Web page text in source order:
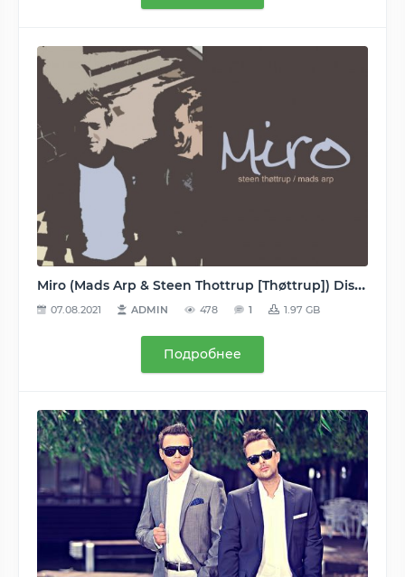
Miro (Mads Arp & Steen Thottrup [Thøttrup]) Discography/Дискография (Remote, Orange, Colours, Arpiction, Krystal, Professional Losers) 1995-2011 - MP3 (2 albums, 23 singles, 24 remixes, 20 tracks) 128…320, VBR
07.08.2021 ADMIN 478 1 1.97 GB
Подробнее